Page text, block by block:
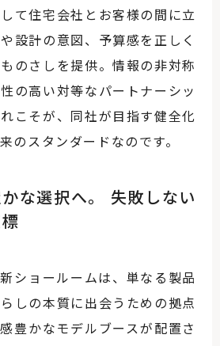
て住宅会社とお客様の間に立
設計の意図、予算感を正しく
のさしを提供。情報の非対称
の高い対等なパートナーシッ
こそが、同社が目指す健全化
のスタンダードなのです。
な選択へ。 失敗しない
ショールームは、単なる製品
しの本質に出会うための拠点
豊かなモデルブースが配置さ